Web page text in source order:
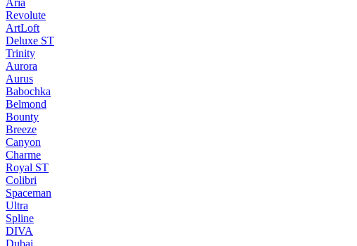
Aria
Revolute
ArtLoft
Deluxe ST
Trinity
Aurora
Aurus
Babochka
Belmond
Bounty
Breeze
Canуon
Charme
Royal ST
Colibri
Spaceman
Ultra
Spline
DIVA
Dubai